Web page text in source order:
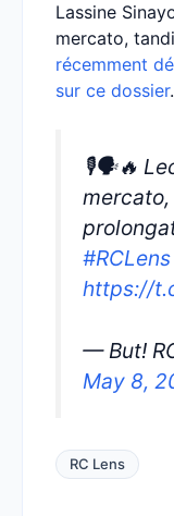
Lassine
mercato,
récemment
sur ce dossier.
🎙️🗣️🔥
#RCLens
https://
— But!
May 8,
RC Lens